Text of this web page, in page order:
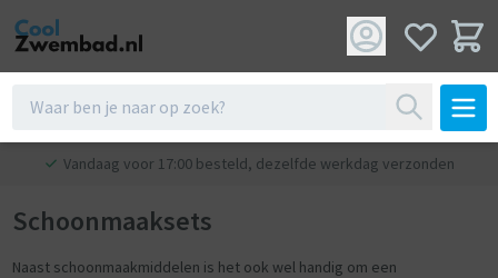
Vandaag voor 17:00 besteld, dezelfde werkdag verzonden
Schoonmaaksets
Naast schoonmaakmiddelen is het ook wel handig om een